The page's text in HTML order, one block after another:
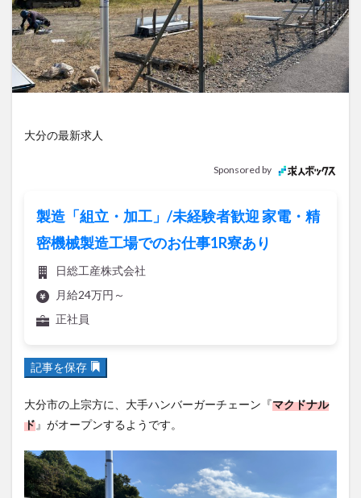
大分の最新求人
Sponsored by
製造「組立・加工」/未経験者歓迎 家電・精
密機械製造工場でのお仕事1R寮あり
日総工産株式会社
月給24万円～
正社員
記事を保存
大分市の上宗方に、大手ハンバーガーチェーン『マクドナル
ド』がオープンするようです。
むし湯
わさだタウン
わったん
アイススケート
アウトドア
アサイーボウル
アフリカンサファリ
アミュプラザおおいた
アレンジレシピ
アートプラザ
イタリア料理
ウクライナ
サイゼリヤ
サウナ
ジャマイカ料理
ジャークチキン
スイーツ
スタバ
セレクトショップ
ソフトクリーム
チキンカレー
テイクアウト
トキハ本店
ハンバーグ
ビアガーデン
ヘルシー
ペスカトーレ
ラバーダック
ラーメン
リンクスクエア
レトロ
レンタサイクル